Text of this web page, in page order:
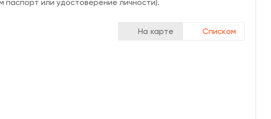
или удостоверение личности).
На карте Списком